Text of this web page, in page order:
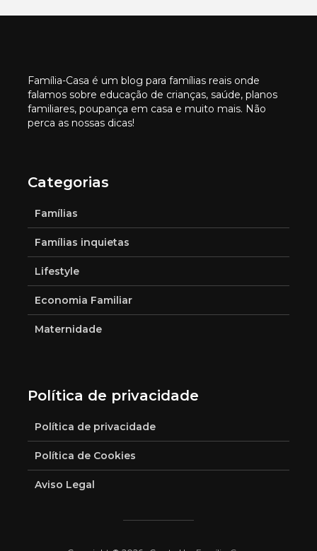
Família-Casa é um blog para famílias reais onde
falamos sobre educação de crianças, saúde, planos
familiares, poupança em casa e muito mais. Não
perca as nossas dicas!
Categorias
Famílias
Famílias inquietas
Lifestyle
Economia Familiar
Maternidade
Política de privacidade
Política de privacidade
Política de Cookies
Aviso Legal